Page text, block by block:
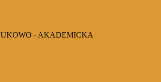
- AKADEMICKA